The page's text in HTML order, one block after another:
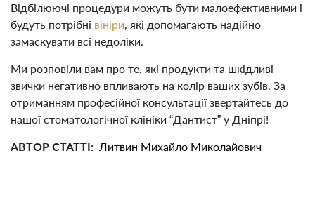
Відбілюючі процедури можуть бути малоефективними і
будуть потрібні вініри, які допомагають надійно
замаскувати всі недоліки.
Ми розповіли вам про те, які продукти та шкідливі
звички негативно впливають на колір ваших зубів. За
отриманням професійної консультації звертайтесь до
нашої стоматологічної клініки “Дантист” у Дніпрі!
АВТОР СТАТТІ: Литвин Михайло Миколайович